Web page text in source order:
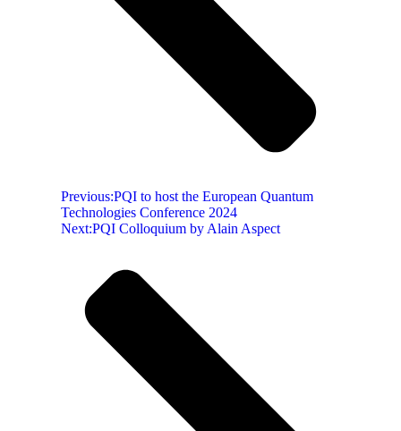
Previous:PQI to host the European Quantum
Technologies Conference 2024
Next:PQI Colloquium by Alain Aspect